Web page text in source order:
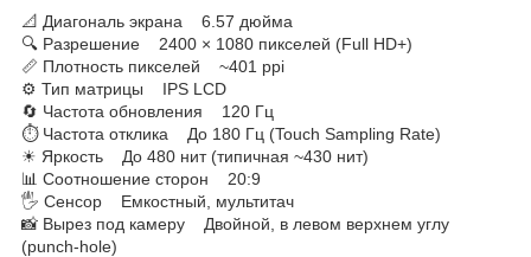
📐 Диагональ экрана 6.57 дюйма
🔍 Разрешение 2400 × 1080 пикселей (Full HD+)
📏 Плотность пикселей ~401 ppi
⚙ Тип матрицы IPS LCD
🔄 Частота обновления 120 Гц
⏱ Частота отклика До 180 Гц (Touch Sampling Rate)
☀ Яркость До 480 нит (типичная ~430 нит)
📊 Соотношение сторон 20:9
🖐 Сенсор Емкостный, мультитач
📸 Вырез под камеру Двойной, в левом верхнем углу
(punch-hole)